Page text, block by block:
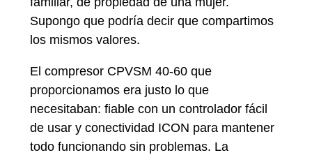
Supongo que podría decir que compartimos
los mismos valores.
El compresor CPVSM 40-60 que
proporcionamos era justo lo que
necesitaban: fiable con un controlador fácil
de usar y conectividad ICON para mantener
todo funcionando sin problemas. La